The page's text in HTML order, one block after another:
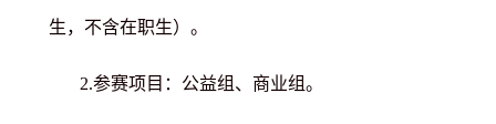
生，不含在职生）。
2.参赛项目：公益组、商业组。